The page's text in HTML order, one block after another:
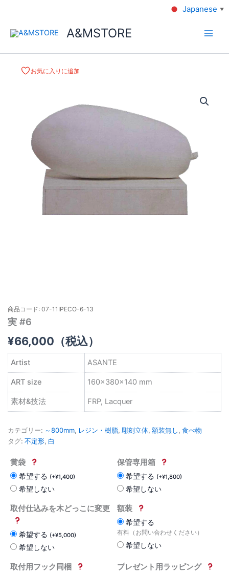
A&MSTORE
お気に入りに追加
商品コード: 07-11IPECO-6-13
実 #6
¥66,000 （税込）
Artist ASANTE
ART size 160×380×140 mm
素材&技法 FRP, Lacquer
カテゴリー: ～800mm, レジン・樹脂, 彫刻立体, 額装無し, 食べ物
タグ: 不定形, 白
黄袋
希望する (+¥1,400)
希望しない
保管専用箱
希望する (+¥1,800)
希望しない
取付仕込みを木どっこに変更
希望する (+¥5,000)
希望しない
額装
希望する
有料（お問い合わせください）
希望しない
取付用フック同梱 プレゼント用ラッピング
Japanese ▼